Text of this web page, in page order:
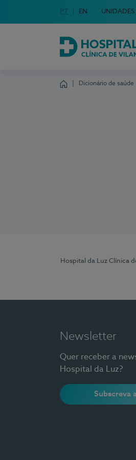
Escolha o seu idioma
Idioma em Português
PT English Language
EN UNIDADES
Hospital da Luz
Dicionário de saúde
Hospital da Luz Clínica
Newsletter
Quer receber a
Hospital da Luz?
Subscreva